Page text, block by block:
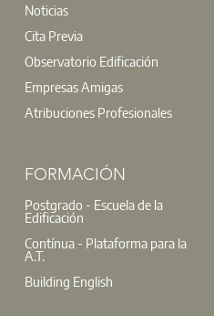
Noticias
Cita Previa
Observatorio Edificación
Empresas Amigas
Atribuciones Profesionales
FORMACIÓN
Postgrado - Escuela de la
Edificación
Contínua - Plataforma para la
A.T.
Building English